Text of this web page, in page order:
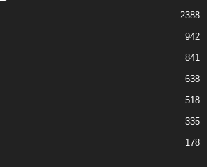
2388
942
841
638
518
335
178